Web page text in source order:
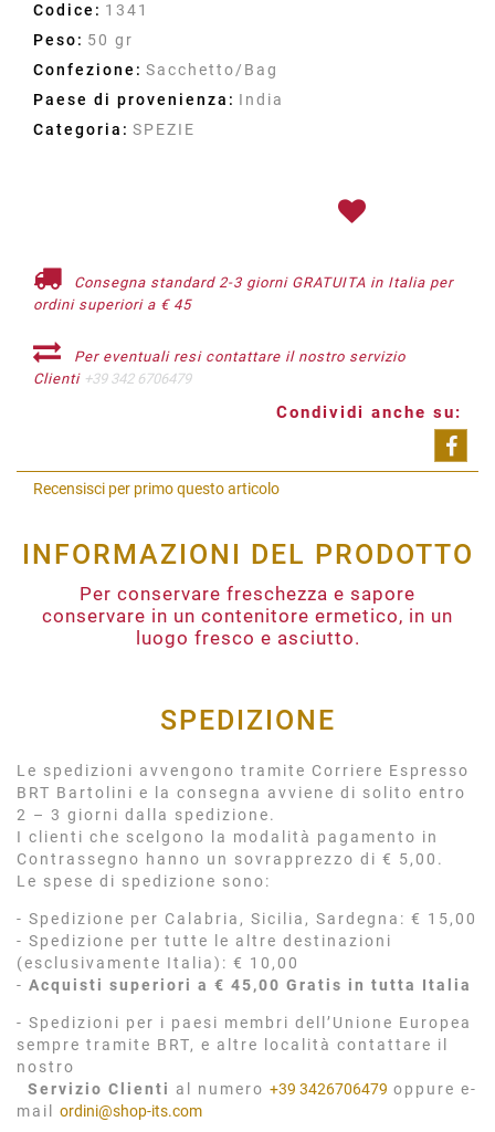
Codice: 1341
Peso: 50 gr
Confezione: Sacchetto/Bag
Paese di provenienza: India
Categoria: SPEZIE
Consegna standard 2-3 giorni GRATUITA in Italia per
ordini superiori a € 45
Per eventuali resi contattare il nostro servizio
Clienti +39 342 6706479
Condividi anche su:
Recensisci per primo questo articolo
INFORMAZIONI DEL PRODOTTO
Per conservare freschezza e sapore
conservare in un contenitore ermetico, in un
luogo fresco e asciutto.
SPEDIZIONE
Le spedizioni avvengono tramite Corriere Espresso
BRT Bartolini e la consegna avviene di solito entro
2 – 3 giorni dalla spedizione.
I clienti che scelgono la modalità pagamento in
Contrassegno hanno un sovrapprezzo di € 5,00.
Le spese di spedizione sono:
- Spedizione per Calabria, Sicilia, Sardegna: € 15,00
- Spedizione per tutte le altre destinazioni
(esclusivamente Italia): € 10,00
- Acquisti superiori a € 45,00 Gratis in tutta Italia
- Spedizioni per i paesi membri dell’Unione Europea
sempre tramite BRT, e altre località contattare il
nostro
Servizio Clienti al numero +39 3426706479 oppure e-
mail ordini@shop-its.com